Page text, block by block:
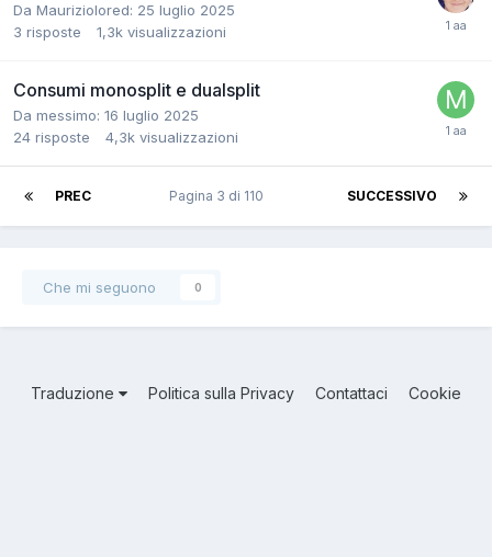
Da Mauriziolored: 25 luglio 2025
3 risposte 1,3k visualizzazioni
Consumi monosplit e dualsplit
Da messimo: 16 luglio 2025
24 risposte 4,3k visualizzazioni
PREC SUCCESSIVO
Pagina 3 di 110
Che mi seguono 0
Traduzione Politica sulla Privacy Contattaci Cookie